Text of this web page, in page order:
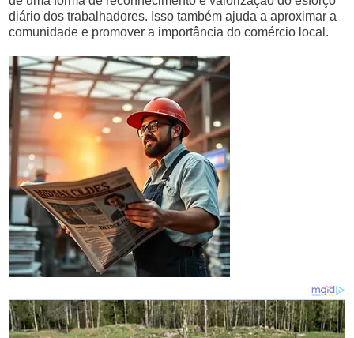
diário dos trabalhadores. Isso também ajuda a aproximar a
comunidade e promover a importância do comércio local.